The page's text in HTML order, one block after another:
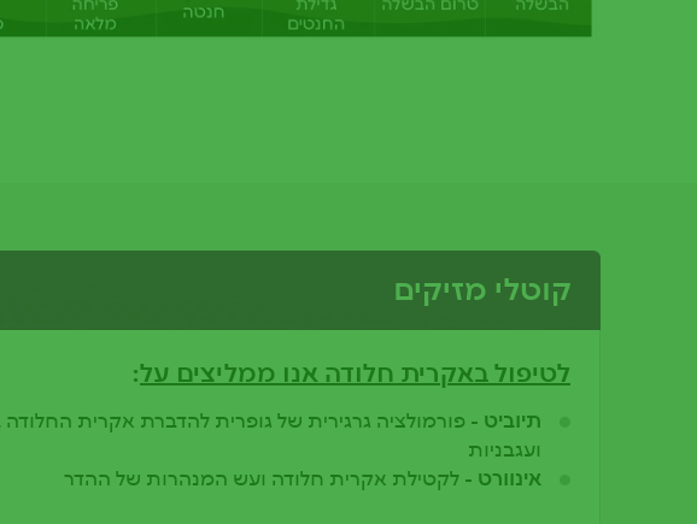
קוטלי מזיקים
לטיפול באקרית חלודה אנו ממליצים על:
תיוביט - פורמולציה גרגירית של גופרית להדברת אקרית החלודה
ועגבניות
אינוורט - לקטילת אקרית חלודה ועש המנהרות של ההדר